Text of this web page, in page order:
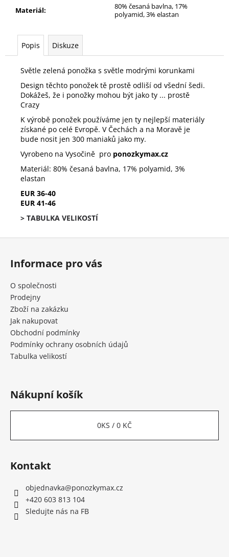
Materiál:
80% česaná bavlna, 17%
polyamid, 3% elastan
Popis Diskuze
Světle zelená ponožka s světle modrými korunkami
Design těchto ponožek tě prostě odliší od všední šedi.
Dokážeš, že i ponožky mohou být jako ty ... prostě
Crazy
K výrobě ponožek používáme jen ty nejlepší materiály
získané po celé Evropě. V Čechách a na Moravě je
bude nosit jen 300 maniaků jako my.
Vyrobeno na Vysočině pro ponozkymax.cz
Materiál: 80% česaná bavlna, 17% polyamid, 3%
elastan
EUR 36-40
EUR 41-46
> TABULKA VELIKOSTÍ
Z
Informace pro vás
O společnosti
Prodejny
Zboží na zakázku
Jak nakupovat
Obchodní podmínky
Podmínky ochrany osobních údajů
Tabulka velikostí
Nákupní košík
0KS / 0 KČ
Kontakt
objednavka@ponozkymax.cz
+420 603 813 104
Sledujte nás na FB